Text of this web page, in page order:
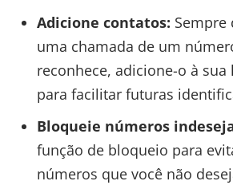
Adicione contatos: Sempre
uma chamada de um
reconhece, adicione-o à
para facilitar futuras
Bloqueie números
função de bloqueio para
números que você não